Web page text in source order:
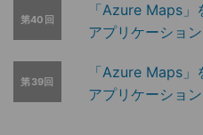
第40回
「Azure Maps
アプリケーショ
第39回
「Azure Maps
アプリケーショ